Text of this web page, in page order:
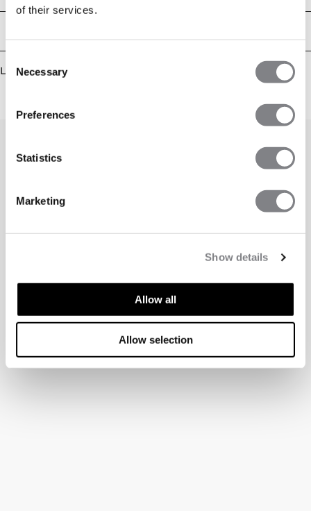
of their services.
Selection
Necessary
Preferences
Statistics
Marketing
Show details
Allow all
Allow selection
Liknande produkter